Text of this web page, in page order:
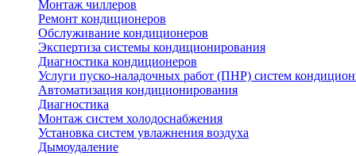
Монтаж чиллеров
Ремонт кондиционеров
Обслуживание кондиционеров
Экспертиза системы кондиционирования
Диагностика кондиционеров
Услуги пуско-наладочных работ (ПНР) систем
Автоматизация кондиционирования
Диагностика
Монтаж систем холодоснабжения
Установка систем увлажнения воздуха
Дымоудаление